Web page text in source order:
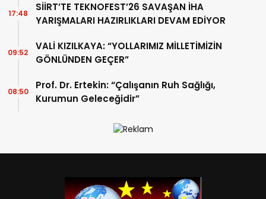
SİİRT’TE TEKNOFEST’26 SAVAŞAN İHA
YARIŞMALARI HAZIRLIKLARI DEVAM EDİYOR
17:48
VALİ KIZILKAYA: “YOLLARIMIZ MİLLETİMİZİN
GÖNLÜNDEN GEÇER”
09:52
Prof. Dr. Ertekin: “Çalışanın Ruh Sağlığı,
Kurumun Geleceğidir”
08:50